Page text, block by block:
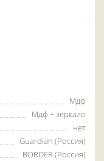
Мдф
Мдф + зеркало
нет
Guardian (Россия)
BORDER (Россия)